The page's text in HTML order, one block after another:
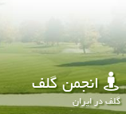
انجمن گلف
گلف در ایران